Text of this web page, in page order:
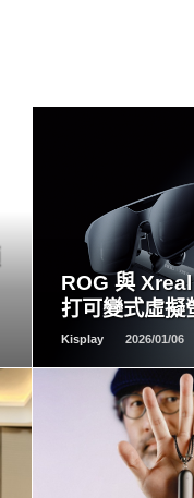
ROG 與
打可變式虛擬
Kisplay 2026/01/06